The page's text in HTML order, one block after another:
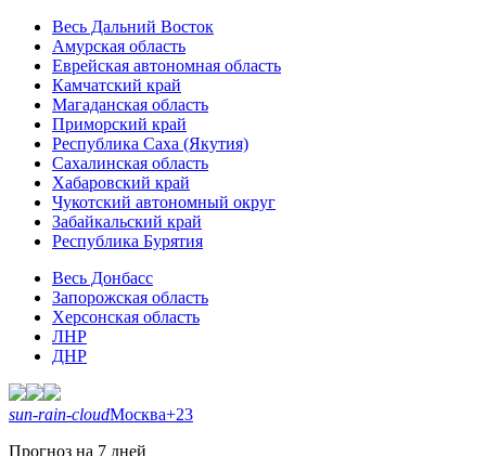
Весь Дальний Восток
Амурская область
Еврейская автономная область
Камчатский край
Магаданская область
Приморский край
Республика Саха (Якутия)
Сахалинская область
Хабаровский край
Чукотский автономный округ
Забайкальский край
Республика Бурятия
Весь Донбасс
Запорожская область
Херсонская область
ЛНР
ДНР
sun-rain-cloudМосква+23
Прогноз на 7 дней